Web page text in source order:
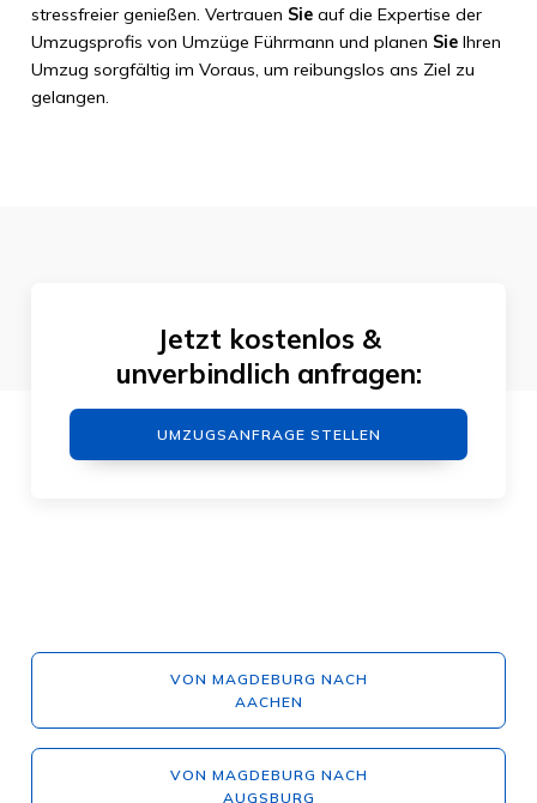
stressfreier genießen. Vertrauen Sieauf die Expertise der
Umzugsprofis von Umzüge Führmann und planen SieIhren
Umzug sorgfältig im Voraus, um reibungslos ans Ziel zu
gelangen.
Jetzt kostenlos &
unverbindlich anfragen:
UMZUGSANFRAGE STELLEN
VON MAGDEBURG NACH
AACHEN
VON MAGDEBURG NACH
AUGSBURG